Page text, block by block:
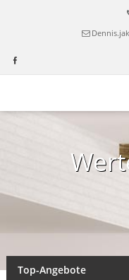
Top-Angebote